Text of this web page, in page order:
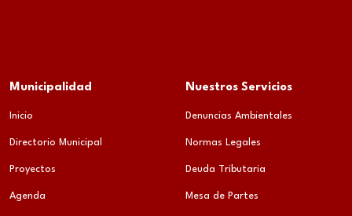
Municipalidad
Inicio
Directorio Municipal
Proyectos
Agenda
Nuestros Servicios
Denuncias Ambientales
Normas Legales
Deuda Tributaria
Mesa de Partes